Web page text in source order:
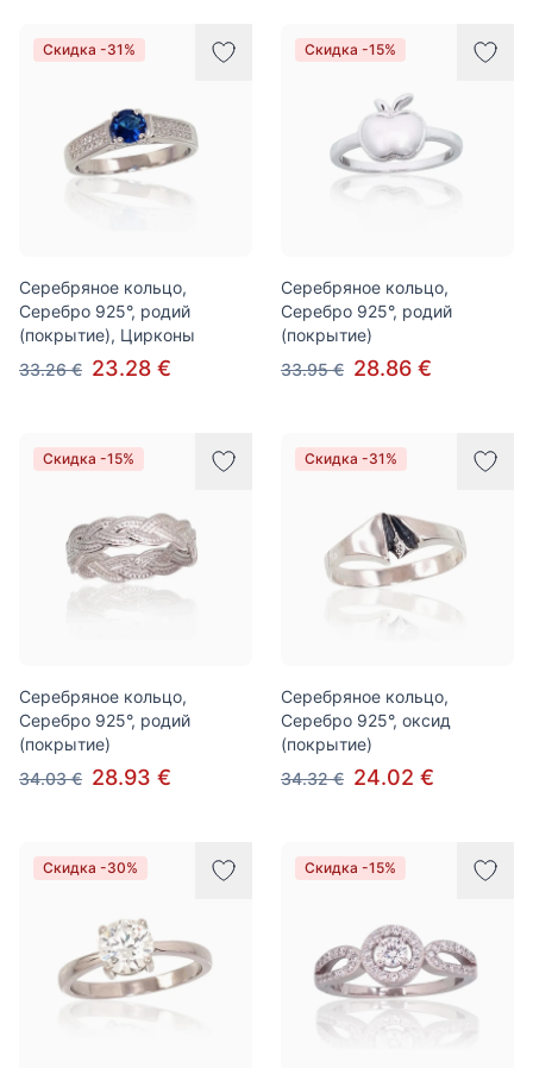
Скидка -31%
Серебряное кольцо,
Серебро 925°, родий
(покрытие), Цирконы
33.26 € 23.28 €
Скидка -15%
Серебряное кольцо,
Серебро 925°, родий
(покрытие)
33.95 € 28.86 €
Скидка -15%
Серебряное кольцо,
Серебро 925°, родий
(покрытие)
34.03 € 28.93 €
Скидка -31%
Серебряное кольцо,
Серебро 925°, оксид
(покрытие)
34.32 € 24.02 €
Скидка -30% Скидка -15%